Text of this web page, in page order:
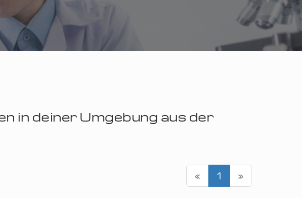
in deiner Umgebung aus der
« 1 »